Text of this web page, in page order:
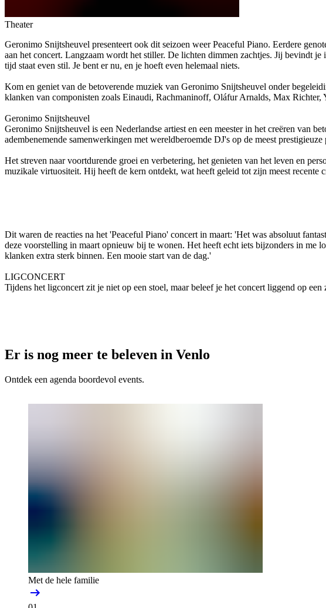
Theater
Geronimo Snijtsheuvel presenteert ook dit seizoen weer Peaceful Piano. Eerdere
aan het concert. Langzaam wordt het stiller. De lichten dimmen zachtjes. Jij bevindt
tijd staat even stil. Je bent er nu, en je hoeft even helemaal niets.
Kom en geniet van de betoverende muziek van Geronimo Snijtsheuvel onder
klanken van componisten zoals Einaudi, Rachmaninoff, Oláfur Arnalds, Max
Geronimo Snijtsheuvel
Geronimo Snijtsheuvel is een Nederlandse artiest en een meester in het creëren van
adembenemende samenwerkingen met wereldberoemde DJ's op de meest
Het streven naar voortdurende groei en verbetering, het genieten van het leven en
muzikale virtuositeit. Hij heeft de kern ontdekt, wat heeft geleid tot zijn meest
Dit waren de reacties na het 'Peaceful Piano' concert in maart: 'Het was absoluut
deze voorstelling in maart opnieuw bij te wonen. Het heeft echt iets bijzonders in me
klanken extra sterk binnen. Een mooie start van de dag.'
LIGCONCERT
Tijdens het ligconcert zit je niet op een stoel, maar beleef je het concert liggend op een
Er is nog meer te beleven in Venlo
Ontdek een agenda boordevol events.
Met de hele familie